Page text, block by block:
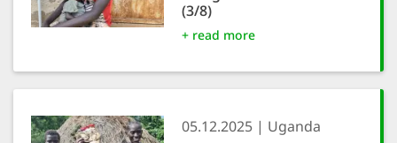
(3/8)
+ read more
05.12.2025
Uganda